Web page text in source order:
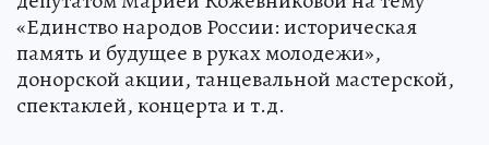
«Единство народов России: историческая
память и будущее в руках молодежи»,
донорской акции, танцевальной мастерской,
спектаклей, концерта и т.д.